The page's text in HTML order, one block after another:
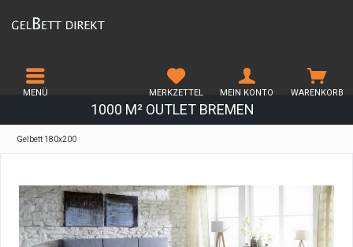
1000 M² OUTLET BREMEN
MENÜ WARENKORB
MERKZETTEL MEIN KONTO
Gelbett 180x200